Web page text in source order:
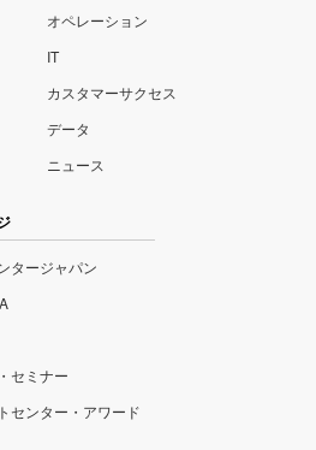
オペレーション
IT
カスタマーサクセス
データ
ニュース
タージャパン
セミナー
センター・アワード